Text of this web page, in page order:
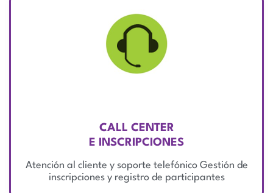
CALL CENTER
E INSCRIPCIONES
Atención al cliente y soporte telefónico Gestión de
inscripciones y registro de participantes